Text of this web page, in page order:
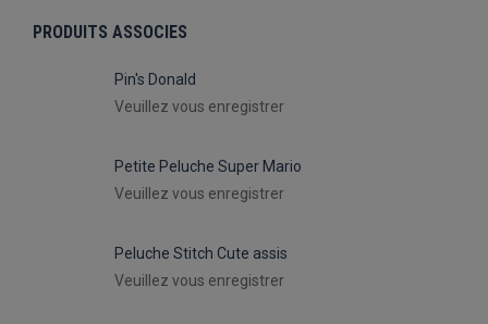
PRODUITS ASSOCIES
Pin's Donald
Veuillez vous enregistrer
Petite Peluche Super Mario
Veuillez vous enregistrer
Peluche Stitch Cute assis
Veuillez vous enregistrer